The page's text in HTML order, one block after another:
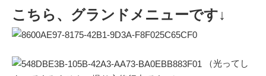
こちら、グランドメニューです↓
（光ってし